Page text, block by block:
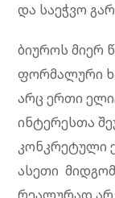
და საეჭვო
ბიუროს მიერ
ფორმალური
არც ერთი
ინტერესთა
კონკრეტული
ასეთი